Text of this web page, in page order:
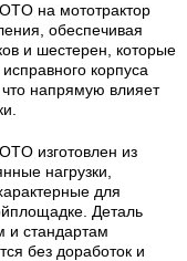
на мототрактор
обеспечивая
и шестерен, которые
корпуса
напрямую влияет
изготовлен из
нагрузки,
для
Деталь
и стандартам
без доработок и